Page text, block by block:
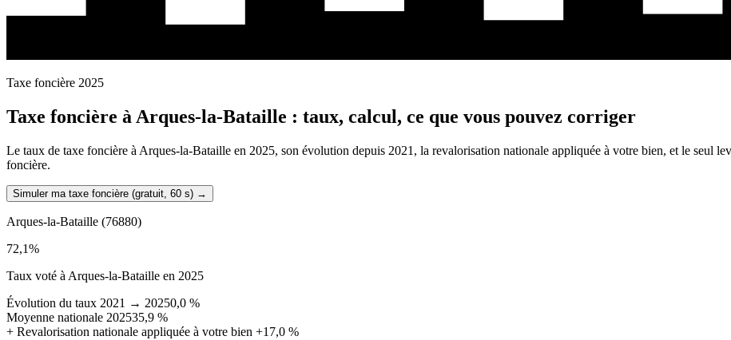
Taxe foncière 2025
Taxe foncière à Arques-la-Bataille : taux, calcul, ce que vous pouvez corriger
Le taux de taxe foncière à Arques-la-Bataille en 2025, son évolution depuis 2021, la revalorisation nationale appliquée à votre bien, et le seul
foncière.
Simuler ma taxe foncière (gratuit, 60 s) →
Arques-la-Bataille (76880)
72,1%
Taux voté à Arques-la-Bataille en 2025
Évolution du taux 2021 → 20250,0 %
Moyenne nationale 202535,9 %
+ Revalorisation nationale appliquée à votre bien +17,0 %